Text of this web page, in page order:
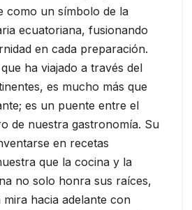
como un símbolo de la
ecuatoriana, fusionando
en cada preparación.
ha viajado a través del
es mucho más que
es un puente entre el
de nuestra gastronomía. Su
en recetas
que la cocina y la
no solo honra sus raíces,
hacia adelante con